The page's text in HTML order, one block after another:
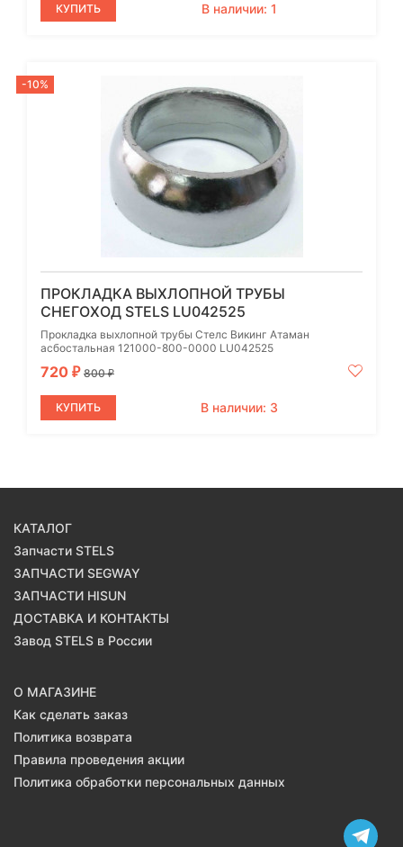
КУПИТЬ В наличии: 1
-10%
ПРОКЛАДКА ВЫХЛОПНОЙ ТРУБЫ
СНЕГОХОД STELS LU042525
Прокладка выхлопной трубы Стелс Викинг Атаман
асбостальная 121000-800-0000 LU042525
720 ₽ 800₽
КУПИТЬ В наличии: 3
КАТАЛОГ
Запчасти STELS
ЗАПЧАСТИ SEGWAY
ЗАПЧАСТИ HISUN
ДОСТАВКА И КОНТАКТЫ
Завод STELS в России
О МАГАЗИНЕ
Как сделать заказ
Политика возврата
Правила проведения акции
Политика обработки персональных данных